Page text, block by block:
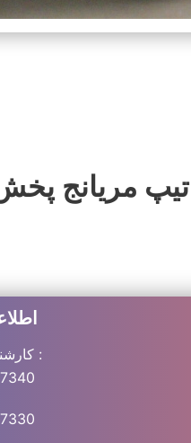
مریانج پخش
کارشناسان فروش :